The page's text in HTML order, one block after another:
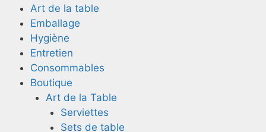
Art de la table
Emballage
Hygiène
Entretien
Consommables
Boutique
Art de la Table
Serviettes
Sets de table